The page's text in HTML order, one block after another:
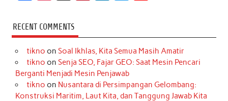
c
e
b
o
s
t
a
r
k
T
o
k
t
e
r
e
k
e
d
I
t
t
r
T
u
e
RECENT COMMENTS
tikno on Soal Ikhlas, Kita Semua Masih Amatir
tikno on Senja SEO, Fajar GEO: Saat Mesin Pencari
Berganti Menjadi Mesin Penjawab
tikno on Nusantara di Persimpangan Gelombang:
Konstruksi Maritim, Laut Kita, dan Tanggung Jawab Kita